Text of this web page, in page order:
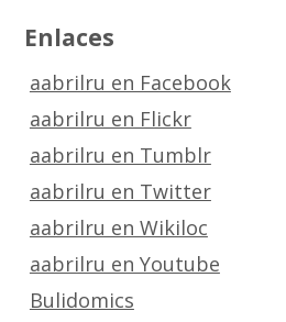
Enlaces
aabrilru en Facebook
aabrilru en Flickr
aabrilru en Tumblr
aabrilru en Twitter
aabrilru en Wikiloc
aabrilru en Youtube
Bulidomics